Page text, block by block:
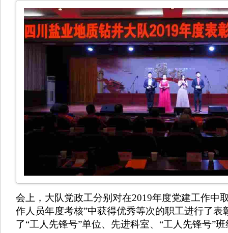
会上，大队党政工分别对在2019年度党建工作中
作人员年度考核”中获得优秀等次的职工进行了
了“工人先锋号”单位、先进科室、“工人先锋号”